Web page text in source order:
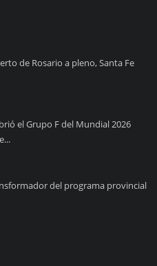
de Rosario a pleno, Santa Fe
el Grupo F del Mundial 2026
del programa provincial